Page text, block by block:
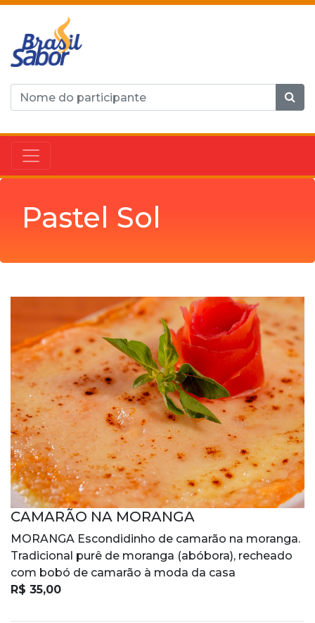
Pastel Sol
CAMARÃO NA MORANGA
MORANGA Escondidinho de camarão na moranga.
Tradicional purê de moranga (abóbora), recheado
com bobó de camarão à moda da casa
R$ 35,00